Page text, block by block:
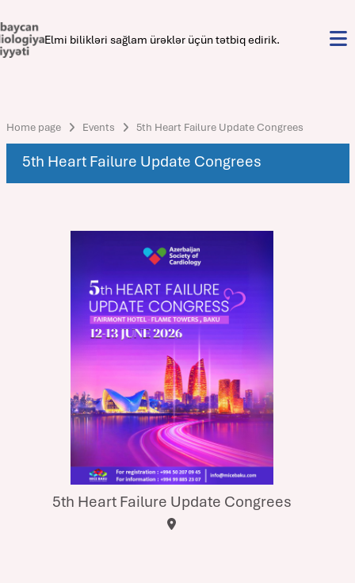
Elmi bilikləri sağlam ürəklər üçün tətbiq edirik.
Home page Events 5th Heart Failure Update Congrees
5th Heart Failure Update Congrees
5th Heart Failure Update Congrees